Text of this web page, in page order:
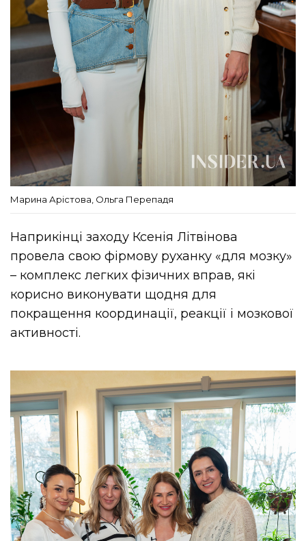
Марина Арістова, Ольга Перепадя
Наприкінці заходу Ксенія Літвінова
провела свою фірмову руханку «для мозку»
– комплекс легких фізичних вправ, які
корисно виконувати щодня для
покращення координації, реакції і мозкової
активності.